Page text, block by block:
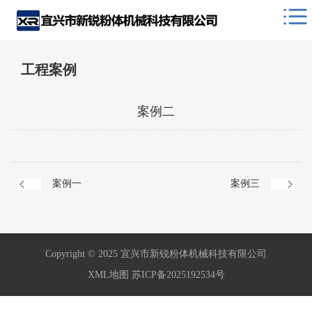
工程案例
案例二
案例一 案例三
Copyright © 2025 宜兴市新锐粉体机械科技有限公司
XML地图 苏ICP备2025192534号